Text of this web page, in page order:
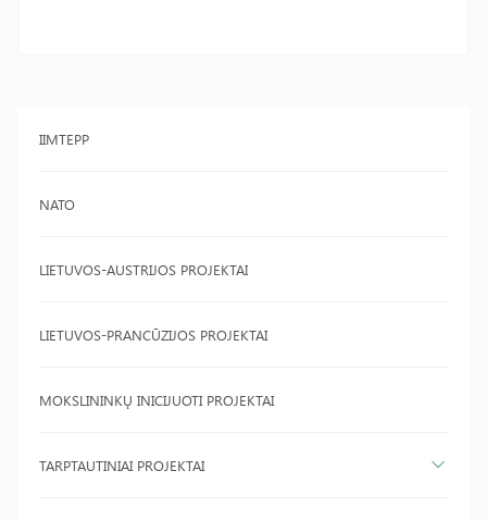
IIMTEPP
NATO
LIETUVOS-AUSTRIJOS PROJEKTAI
LIETUVOS-PRANCŪZIJOS PROJEKTAI
MOKSLININKŲ INICIJUOTI PROJEKTAI
TARPTAUTINIAI PROJEKTAI